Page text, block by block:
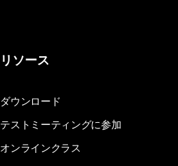
リソース
ダウンロード
テストミーティングに参加
オンラインクラス